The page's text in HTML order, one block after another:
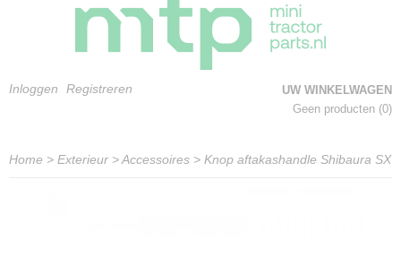
Inloggen Registreren
UW WINKELWAGEN
Geen producten (0)
Home > Exterieur >Accessoires > Knop aftakashandle Shibaura SX